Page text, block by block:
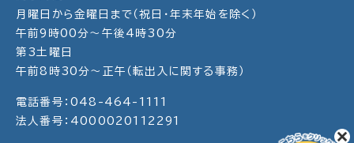
月曜日から金曜日まで（祝日・年末年始を除く）
午前9時00分～午後4時30分
第3土曜日
午前8時30分～正午（転出入に関する事務）
電話番号：048-464-1111
法人番号：4000020112291